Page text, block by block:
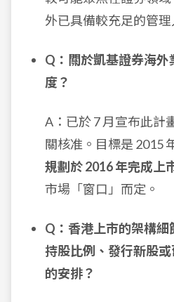
外已具備較充足的管理
Q：關於凱基證券海
度？
A：已於 7 月宣布此計
關核准。目標是 2015
規劃於 2016 年完成上
市場「窗口」而定。
Q：香港上市的架構細
持股比例、發行新股
的安排？